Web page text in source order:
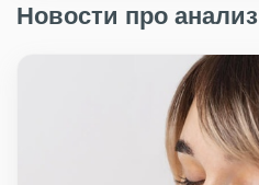
Новости про анализ